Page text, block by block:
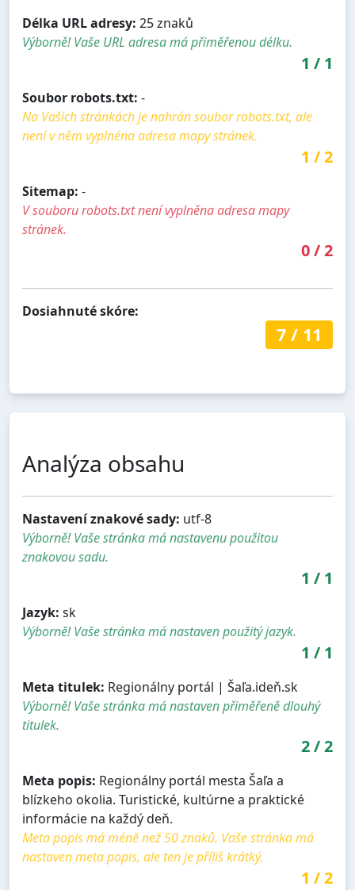
Délka URL adresy: 25 znaků
Výborně! Vaše URL adresa má přiměřenou délku.
1 / 1
Soubor robots.txt: -
Na Vašich stránkách je nahrán soubor robots.txt, ale
není v něm vyplnéna adresa mapy stránek.
1 /2
Sitemap: -
V souboru robots.txt není vyplněna adresa mapy
stránek.
0/2
Dosiahnuté skóre:
7/ 11
Analýza obsahu
Nastavení znakové sady: utf-8
Výborně! Vaše stránka má nastavenu použitou
znakovou sadu.
1 / 1
Jazyk: sk
Výborně! Vaše stránka má nastaven použitý jazyk.
1 / 1
Meta titulek: Regionálny portál | Šaľa.ideň.sk
Výborně! Vaše stránka má nastaven přiměřeně dlouhý
titulek.
2/2
Meta popis: Regionálny portál mesta Šaľa a
blízkeho okolia. Turistické, kultúrne a praktické
informácie na každý deň.
Meta popis má méně než 50 znaků. Vaše stránka má
nastaven meta popis, ale ten je příliš krátký.
1 /2